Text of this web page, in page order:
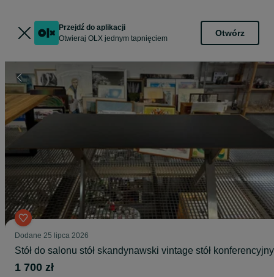
Przejdź do aplikacji
Otwieraj OLX jednym tapnięciem
Otwórz
Dodane 25 lipca 2026
Stół do salonu stół skandynawski vintage stół konferencyjny
1 700 zł